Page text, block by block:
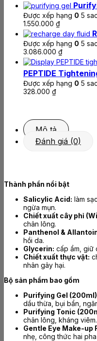
Được xếp hạng 0 5
1.550.000 ₫
Được xếp hạng 0 5
3.086.000 ₫
PEPTIDE
Được xếp hạng 0 5
328.000 ₫
Mô tả
Đánh giá (0)
Thành phần nổi bật
Salicylic Acid: làm
ngừa mụn.
Chiết xuất cây phỉ
chân lông.
Panthenol &
hồi da.
Glycerin: cấp ẩm, giữ
Chiết xuất thực vật:
nhân gây hại.
Bộ sản phẩm bao gồm
Purifying Gel
dầu thừa, bụi bẩn,
Purifying Tonic
chân lông, kháng viêm.
Gentle Eye Make-up
nhẹ, công thức hai